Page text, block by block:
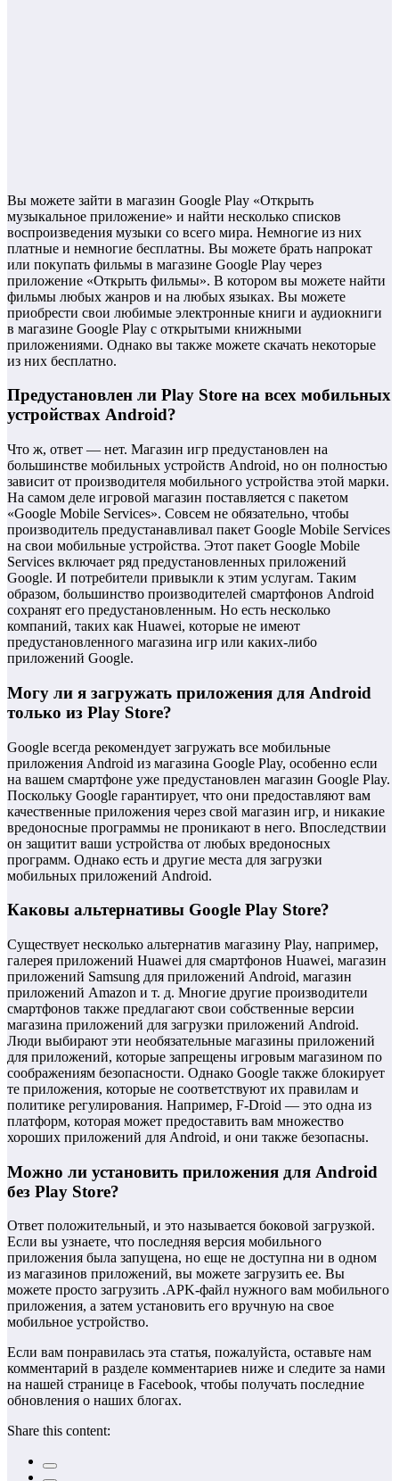
Вы можете зайти в магазин Google Play «Открыть
музыкальное приложение» и найти несколько списков
воспроизведения музыки со всего мира. Немногие из них
платные и немногие бесплатны. Вы можете брать напрокат
или покупать фильмы в магазине Google Play через
приложение «Открыть фильмы». В котором вы можете найти
фильмы любых жанров и на любых языках. Вы можете
приобрести свои любимые электронные книги и аудиокниги
в магазине Google Play с открытыми книжными
приложениями. Однако вы также можете скачать некоторые
из них бесплатно.
Предустановлен ли Play Store на всех мобильных
устройствах Android?
Что ж, ответ — нет. Магазин игр предустановлен на
большинстве мобильных устройств Android, но он полностью
зависит от производителя мобильного устройства этой марки.
На самом деле игровой магазин поставляется с пакетом
«Google Mobile Services». Совсем не обязательно, чтобы
производитель предустанавливал пакет Google Mobile Services
на свои мобильные устройства. Этот пакет Google Mobile
Services включает ряд предустановленных приложений
Google. И потребители привыкли к этим услугам. Таким
образом, большинство производителей смартфонов Android
сохранят его предустановленным. Но есть несколько
компаний, таких как Huawei, которые не имеют
предустановленного магазина игр или каких-либо
приложений Google.
Могу ли я загружать приложения для Android
только из Play Store?
Google всегда рекомендует загружать все мобильные
приложения Android из магазина Google Play, особенно если
на вашем смартфоне уже предустановлен магазин Google Play.
Поскольку Google гарантирует, что они предоставляют вам
качественные приложения через свой магазин игр, и никакие
вредоносные программы не проникают в него. Впоследствии
он защитит ваши устройства от любых вредоносных
программ. Однако есть и другие места для загрузки
мобильных приложений Android.
Каковы альтернативы Google Play Store?
Существует несколько альтернатив магазину Play, например,
галерея приложений Huawei для смартфонов Huawei, магазин
приложений Samsung для приложений Android, магазин
приложений Amazon и т. д. Многие другие производители
смартфонов также предлагают свои собственные версии
магазина приложений для загрузки приложений Android.
Люди выбирают эти необязательные магазины приложений
для приложений, которые запрещены игровым магазином по
соображениям безопасности. Однако Google также блокирует
те приложения, которые не соответствуют их правилам и
политике регулирования. Например, F-Droid — это одна из
платформ, которая может предоставить вам множество
хороших приложений для Android, и они также безопасны.
Можно ли установить приложения для Android
без Play Store?
Ответ положительный, и это называется боковой загрузкой.
Если вы узнаете, что последняя версия мобильного
приложения была запущена, но еще не доступна ни в одном
из магазинов приложений, вы можете загрузить ее. Вы
можете просто загрузить .APK-файл нужного вам мобильного
приложения, а затем установить его вручную на свое
мобильное устройство.
Если вам понравилась эта статья, пожалуйста, оставьте нам
комментарий в разделе комментариев ниже и следите за нами
на нашей странице в Facebook, чтобы получать последние
обновления о наших блогах.
Share this content: